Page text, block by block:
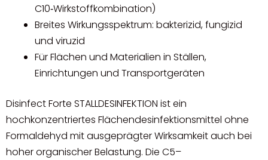
C10‑Wirkstoffkombination)
Breites Wirkungsspektrum: bakterizid, fungizid
und viruzid
Für Flächen und Materialien in Ställen,
Einrichtungen und Transportgeräten
Disinfect Forte STALLDESINFEKTION ist ein
hochkonzentriertes Flächendesinfektionsmittel ohne
Formaldehyd mit ausgeprägter Wirksamkeit auch bei
hoher organischer Belastung. Die C5–